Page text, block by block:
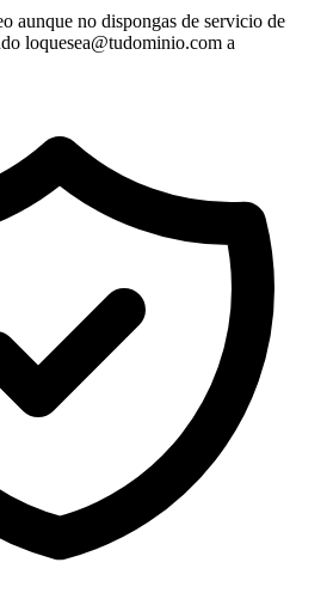
aunque no dispongas de servicio de
loquesea@tudominio.com a